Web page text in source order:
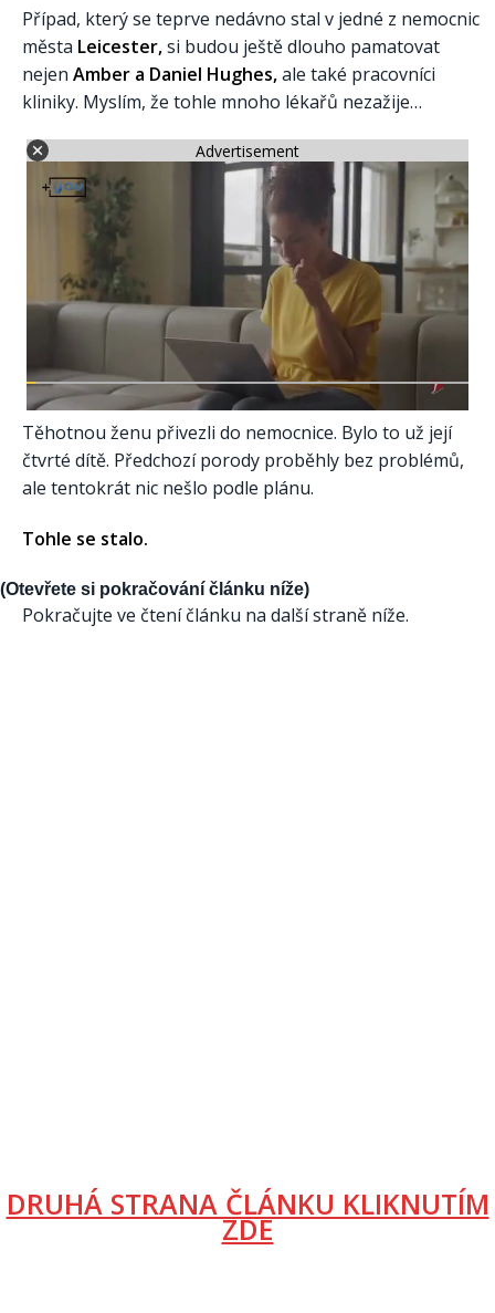
Případ, který se teprve nedávno stal v jedné z nemocnic
města Leicester,si budou ještě dlouho pamatovat
nejen Amber a Daniel Hughes,ale také pracovníci
kliniky. Myslím, že tohle mnoho lékařů nezažije…
Advertisement
Těhotnou ženu přivezli do nemocnice. Bylo to už její
čtvrté dítě. Předchozí porody proběhly bez problémů,
ale tentokrát nic nešlo podle plánu.
Tohle se stalo.
(Otevřete si pokračování článku níže)
Pokračujte ve čtení článku na další straně níže.
DRUHÁ STRANA ČLÁNKU KLIKNUTÍM
ZDE